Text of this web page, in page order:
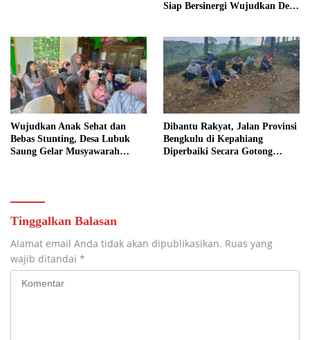
Siap Bersinergi Wujudkan Desa
Wujudkan Anak Sehat dan
Bebas Stunting, Desa Lubuk
Saung Gelar Musyawarah
Dibantu Rakyat, Jalan Provinsi
Bengkulu di Kepahiang
Diperbaiki Secara Gotong
Tinggalkan Balasan
Alamat email Anda tidak akan dipublikasikan. Ruas yang
wajib ditandai *